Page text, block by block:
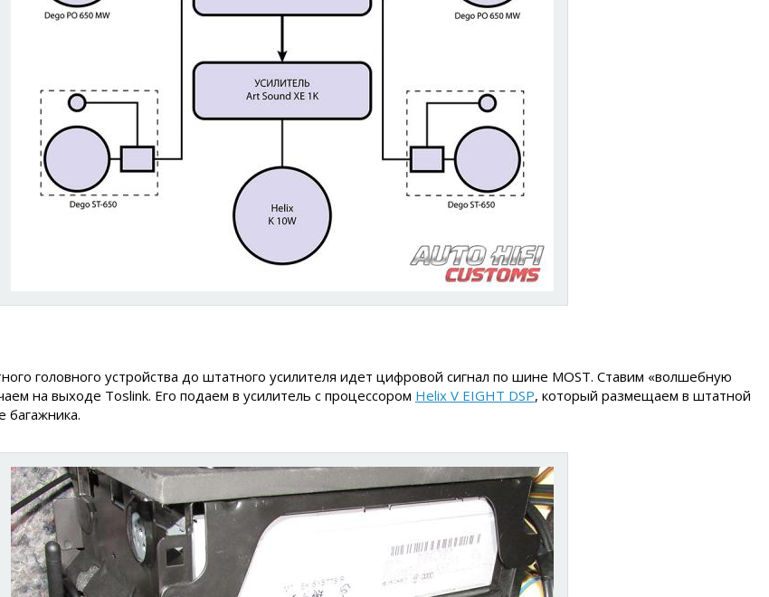
головного устройства до штатного усилителя идет цифровой сигнал по шине MOST. Ставим «волшебную
на выходе Toslink. Его подаем в усилитель с процессором Helix V EIGHT DSP, который размещаем в штатной
багажника.